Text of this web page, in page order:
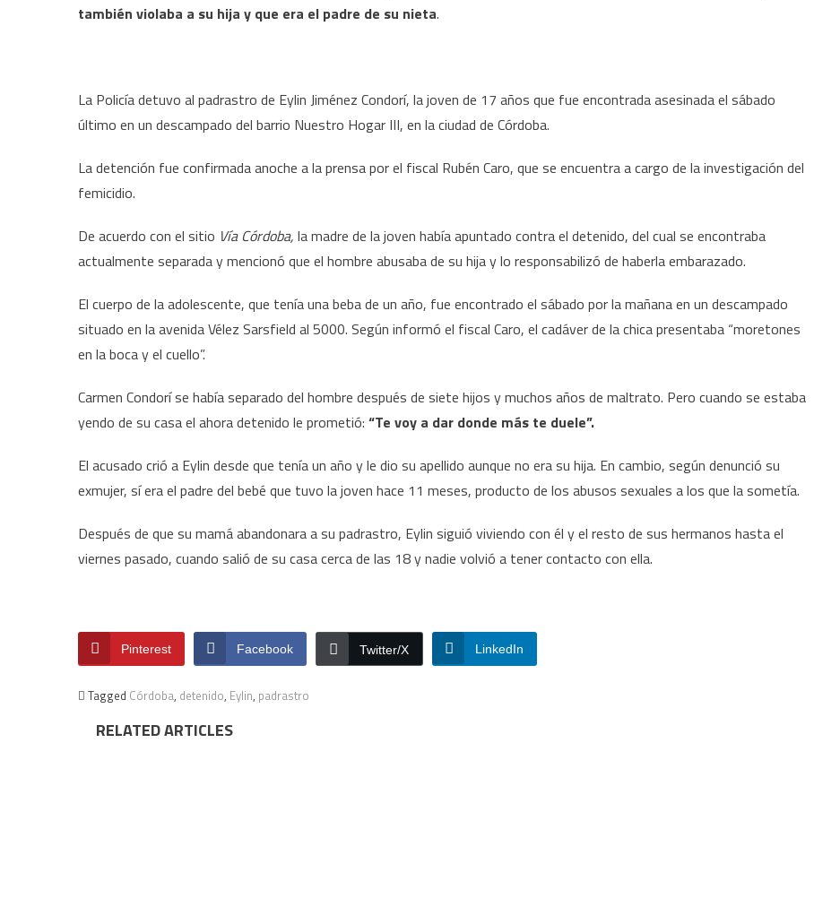
también violaba a su hija y que era el padre de su nieta.
La Policía detuvo al padrastro de Eylin Jiménez Condorí, la joven de 17 años que fue encontrada asesinada el sábado
último en un descampado del barrio Nuestro Hogar III, en la ciudad de Córdoba.
La detención fue confirmada anoche a la prensa por el fiscal Rubén Caro, que se encuentra a cargo de la investigación del
femicidio.
De acuerdo con el sitio Vía Córdoba, la madre de la joven había apuntado contra el detenido, del cual se encontraba
actualmente separada y mencionó que el hombre abusaba de su hija y lo responsabilizó de haberla embarazado.
El cuerpo de la adolescente, que tenía una beba de un año, fue encontrado el sábado por la mañana en un descampado
situado en la avenida Vélez Sarsfield al 5000. Según informó el fiscal Caro, el cadáver de la chica presentaba “moretones
en la boca y el cuello”.
Carmen Condorí se había separado del hombre después de siete hijos y muchos años de maltrato. Pero cuando se estaba
yendo de su casa el ahora detenido le prometió: “Te voy a dar donde más te duele”.
El acusado crió a Eylin desde que tenía un año y le dio su apellido aunque no era su hija. En cambio, según denunció su
exmujer, sí era el padre del bebé que tuvo la joven hace 11 meses, producto de los abusos sexuales a los que la sometía.
Después de que su mamá abandonara a su padrastro, Eylin siguió viviendo con él y el resto de sus hermanos hasta el
viernes pasado, cuando salió de su casa cerca de las 18 y nadie volvió a tener contacto con ella.
Pinterest Facebook Twitter/X LinkedIn
Tagged Córdoba, detenido, Eylin, padrastro
RELATED ARTICLES